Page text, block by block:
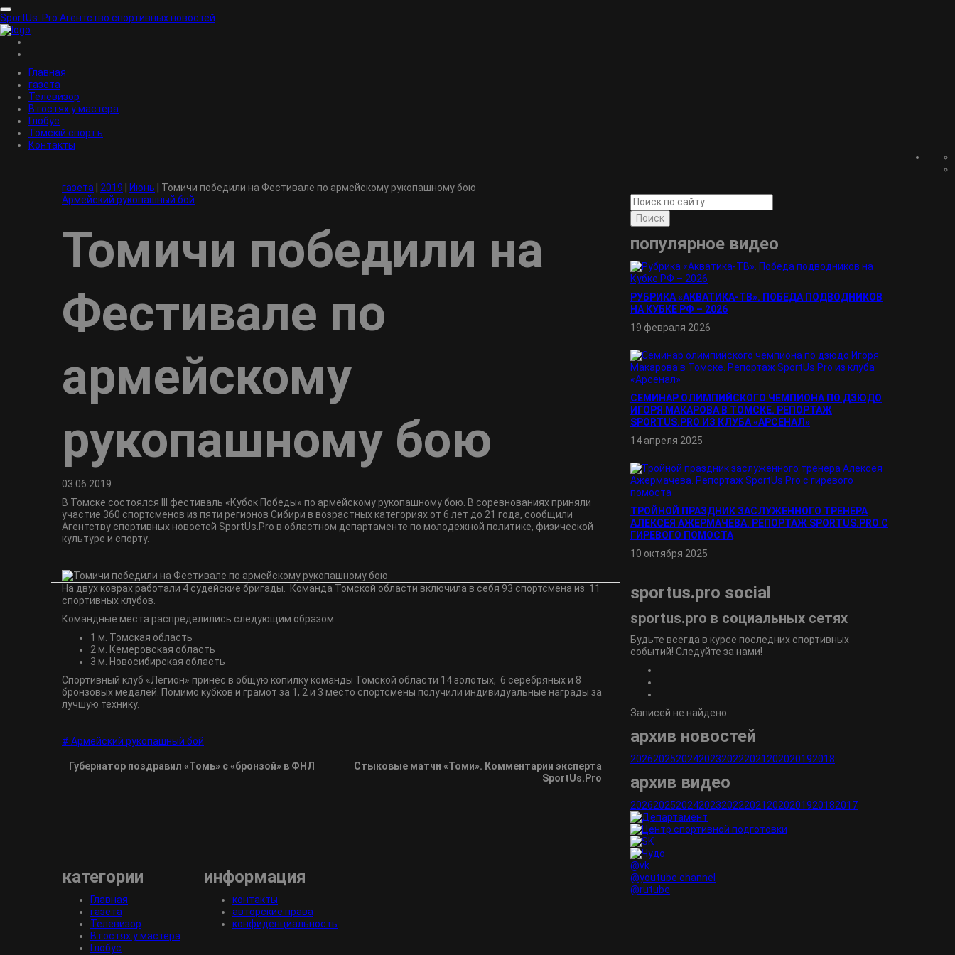
SportUs. Pro Агентство спортивных новостей
Главная
газета
Телевизор
В гостях у мастера
Глобус
Томскiй спортъ
Контакты
газета 2019 Июнь
Томичи победили на Фестивале по армейскому рукопашному бою
Армейский рукопашный бой
Томичи победили на
Фестивале по
армейскому
рукопашному бою
03.06.2019
В Томске состоялся III фестиваль «Кубок Победы» по армейскому рукопашному бою. В соревнованиях приняли
участие 360 спортсменов из пяти регионов Сибири в возрастных категориях от 6 лет до 21 года, сообщили
Агентству спортивных новостей SportUs.Pro в областном департаменте по молодежной политике, физической
культуре и спорту.
На двух коврах работали 4 судейские бригады. Команда Томской области включила в себя 93 спортсмена из 11
спортивных клубов.
Командные места распределились следующим образом:
1 м. Томская область
2 м. Кемеровская область
3 м. Новосибирская область
Спортивный клуб «Легион» принёс в общую копилку команды Томской области 14 золотых, 6 серебряных и 8
бронзовых медалей. Помимо кубков и грамот за 1, 2 и 3 место спортсмены получили индивидуальные награды за
лучшую технику.
# Армейский рукопашный бой
Губернатор поздравил «Томь» с «бронзой» в ФНЛ
Стыковые матчи «Томи». Комментарии эксперта
SportUs.Pro
Поиск
популярное видео
РУБРИКА «АКВАТИКА-TВ». ПОБЕДА ПОДВОДНИКОВ
НА КУБКЕ РФ – 2026
19 февраля 2026
СЕМИНАР ОЛИМПИЙСКОГО ЧЕМПИОНА ПО ДЗЮДО
ИГОРЯ МАКАРОВА В ТОМСКЕ. РЕПОРТАЖ
SPORTUS.PRO ИЗ КЛУБА «АРСЕНАЛ»
14 апреля 2025
ТРОЙНОЙ ПРАЗДНИК ЗАСЛУЖЕННОГО ТРЕНЕРА
АЛЕКСЕЯ АЖЕРМАЧЕВА. РЕПОРТАЖ SPORTUS.PRO С
ГИРЕВОГО ПОМОСТА
10 октября 2025
sportus.pro social
sportus.pro в социальных сетях
Будьте всегда в курсе последних спортивных
событий! Следуйте за нами!
Записей не найдено.
архив новостей
202620252024202320222021 202020192018
архив видео
202620252024202320222021 2020201920182017
категории
Главная
газета
Телевизор
В гостях у мастера
Глобус
информация
контакты
авторские права
конфиденциальность
@vk
@youtube channel
@rutube